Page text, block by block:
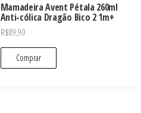
Mamadeira Avent Pétala 260ml
Anti-cólica Dragão Bico 2 1m+
R$89,90
Comprar